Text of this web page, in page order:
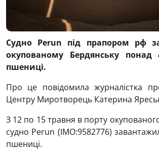
Cудно Perun під прапором рф
окупованому Бердянську
пшениці.
Про це повідомила журналістка
Центру Миротворець Катерина
З 12 по 15 травня в порту
судно Perun (IMO:9582776)
пшениці.